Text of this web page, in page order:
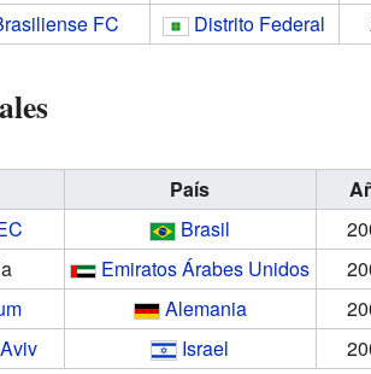
FC Distrito Federal
País
Brasil
Emiratos Árabes Unidos
Alemania
Israel